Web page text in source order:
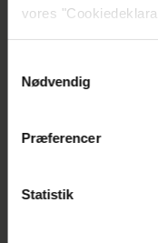
vores
Vi anvender egne
generere statistik
Nødvendig
Præferencer
Statistik
Forløseligt og